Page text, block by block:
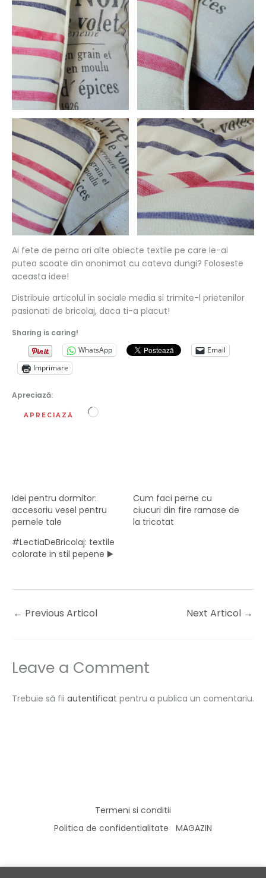
Ai fete de perna ori alte obiecte textile pe care le-ai
putea scoate din anonimat cu cateva dungi? Foloseste
aceasta idee!
Distribuie articolul in sociale media si trimite-l prietenilor
pasionati de bricolaj, daca ti-a placut!
Sharing is caring!
WhatsApp
Email
Imprimare
Apreciază:
APRECIAZĂ Încarc...
Idei pentru dormitor:
accesoriu vesel pentru
pernele tale
Cum faci perne cu
ciucuri din fire ramase de
la tricotat
#LectiaDeBricolaj: textile
colorate in stil pepene ▶️
← Previous Articol Next Articol →
Leave a Comment
Trebuie să fii autentificat pentru a publica un comentariu.
Termeni si conditii
Politica de confidentialitate
MAGAZIN